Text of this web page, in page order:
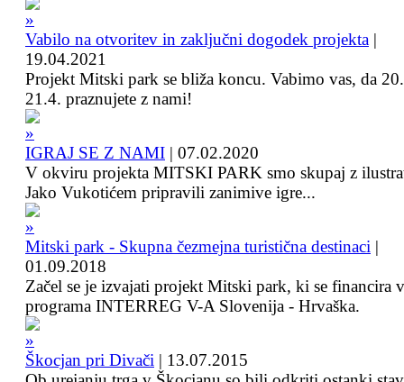
Vabilo na otvoritev in zaključni dogodek projekta |
19.04.2021
Projekt Mitski park se bliža koncu. Vabimo vas, da
21.4. praznujete z nami!
IGRAJ SE Z NAMI | 07.02.2020
V okviru projekta MITSKI PARK smo skupaj z
Jako Vukotićem pripravili zanimive igre...
Mitski park - Skupna čezmejna turistična destinaci |
01.09.2018
Začel se je izvajati projekt Mitski park, ki se financira
programa INTERREG V-A Slovenija - Hrvaška.
Škocjan pri Divači | 13.07.2015